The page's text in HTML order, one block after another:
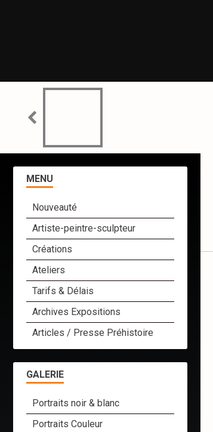
MENU
Nouveauté
Artiste-peintre-sculpteur
Créations
Ateliers
Tarifs & Délais
Archives Expositions
Articles / Presse Préhistoire
GALERIE
Portraits noir & blanc
Portraits Couleur